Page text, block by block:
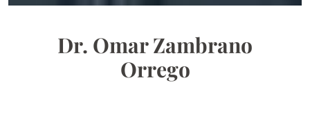
Dr. Omar Zambrano
Orrego